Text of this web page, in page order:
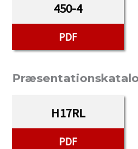
450-4
PDF
H17RL
PDF